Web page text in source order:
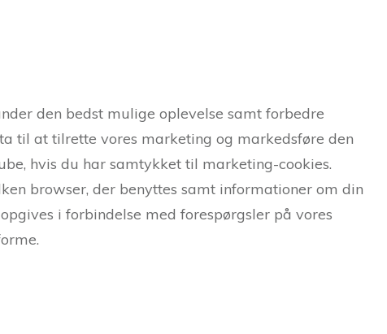
den bedst mulige oplevelse samt forbedre
til at tilrette vores marketing og markedsføre den
hvis du har samtykket til marketing-cookies.
browser, der benyttes samt informationer om din
i forbindelse med forespørgsler på vores